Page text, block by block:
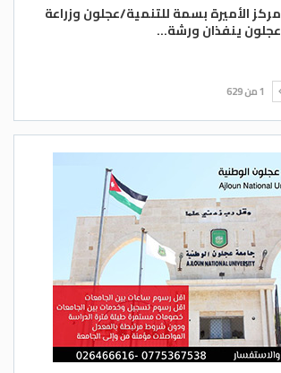
مركز الأميرة بسمة للتنمية/عجلون وزراعة
عجلون ينفذان ورشة…
1 من 629